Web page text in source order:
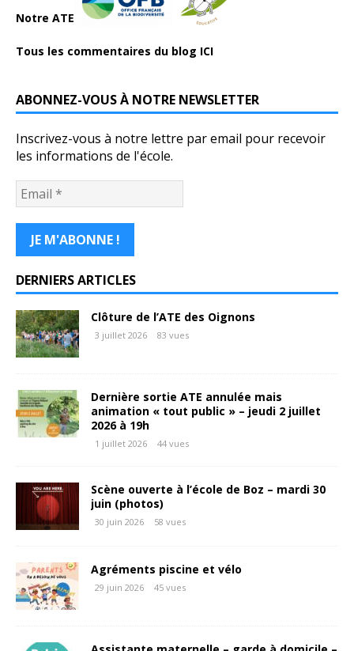
Notre ATE
Tous les commentaires du blog ICI
ABONNEZ-VOUS À NOTRE NEWSLETTER
Inscrivez-vous à notre lettre par email pour recevoir
les informations de l'école.
DERNIERS ARTICLES
Clôture de l’ATE des Oignons
3 juillet 2026 83 vues
Dernière sortie ATE annulée mais
animation « tout public » – jeudi 2 juillet
2026 à 19h
1 juillet 2026 44 vues
Scène ouverte à l’école de Boz – mardi 30
juin (photos)
30 juin 2026 58 vues
Agréments piscine et vélo
29 juin 2026 45 vues